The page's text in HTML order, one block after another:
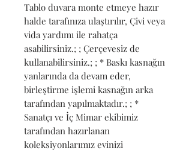
Tablo duvara monte etmeye hazır
halde tarafınıza ulaştırılır, Çivi veya
vida yardımı ile rahatça
asabilirsiniz.; ; Çerçevesiz de
kullanabilirsiniz.; ; * Baskı kasnağın
yanlarında da devam eder,
birleştirme işlemi kasnağın arka
tarafından yapılmaktadır.; ; *
Sanatçı ve İç Mimar ekibimiz
tarafından hazırlanan
koleksiyonlarımız evinizi